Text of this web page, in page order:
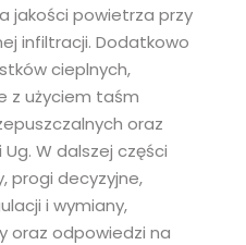
jakości powietrza przy
infiltracji. Dodatkowo
cieplnych,
z użyciem taśm
oraz
W dalszej części
progi decyzyjne,
i wymiany,
oraz odpowiedzi na